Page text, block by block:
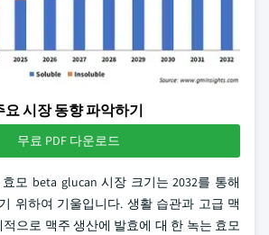
요 시장 동향 파악하기
무료 PDF 다운로드
모 beta glucan 시장 크기는 2032를 통해
위하여 기울입니다. 생활 습관과 고급 맥
으로 맥주 생산에 발효에 대 한 녹는 효모